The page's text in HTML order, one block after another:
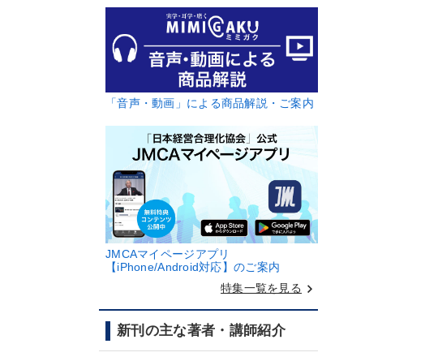
「音声・動画」による商品解説・ご案内
JMCAマイページアプリ
【iPhone/Android対応】のご案内
特集一覧を見る keyboard_arrow_right
新刊の主な著者・講師紹介